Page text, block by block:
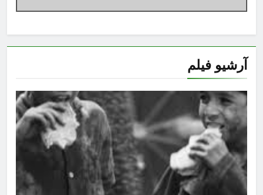
آرشیو فیلم